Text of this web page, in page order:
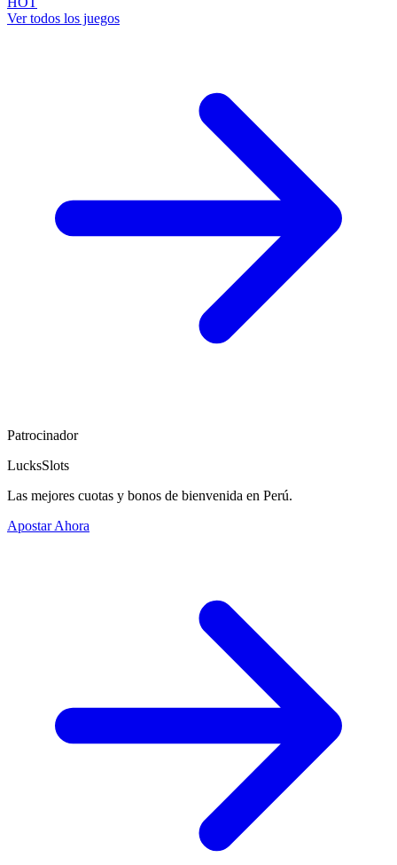
Ver todos los juegos
Patrocinador
LucksSlots
Las mejores cuotas y bonos de bienvenida en Perú.
Apostar Ahora